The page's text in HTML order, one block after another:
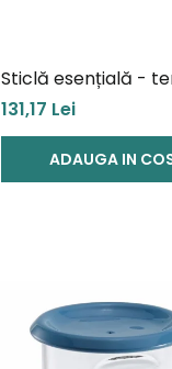
Sticlă esențială -
pentru copii, New
Indigo Dots
131,17 Lei
ADAUGA IN